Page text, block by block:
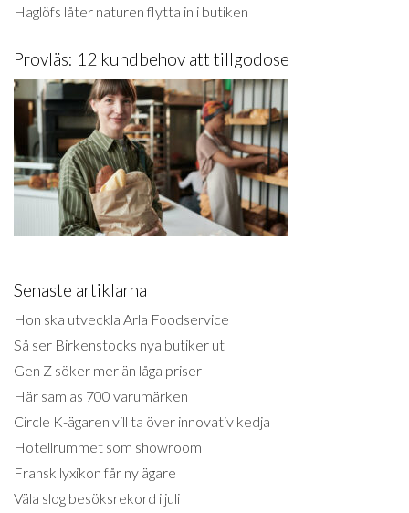
Haglöfs låter naturen flytta in i butiken
Provläs: 12 kundbehov att tillgodose
Senaste artiklarna
Hon ska utveckla Arla Foodservice
Så ser Birkenstocks nya butiker ut
Gen Z söker mer än låga priser
Här samlas 700 varumärken
Circle K-ägaren vill ta över innovativ kedja
Hotellrummet som showroom
Fransk lyxikon får ny ägare
Väla slog besöksrekord i juli